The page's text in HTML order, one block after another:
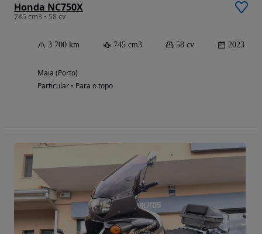
Honda NC750X
745 cm3 • 58 cv
3 700 km 745 cm3 58 cv 2023
Maia (Porto)
Particular • Para o topo